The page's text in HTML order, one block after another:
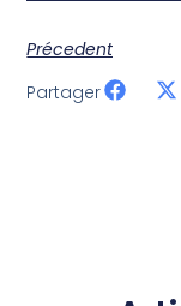
Précedent
Partager